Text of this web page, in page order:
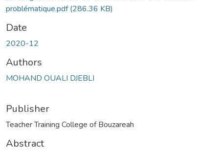
problématique.pdf(286.36 KB)
Date
2020-12
Authors
MOHAND OUALI DJEBLI
Publisher
Teacher Training College of Bouzareah
Abstract